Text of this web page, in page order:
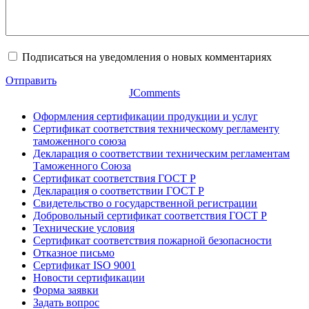
Подписаться на уведомления о новых комментариях
Отправить
JComments
Оформления сертификации продукции и услуг
Сертификат соответствия техническому регламенту
таможенного союза
Декларация о соответствии техническим регламентам
Таможенного Союза
Сертификат соответствия ГОСТ Р
Декларация о соответствии ГОСТ Р
Свидетельство о государственной регистрации
Добровольный сертификат соответствия ГОСТ Р
Технические условия
Сертификат соответствия пожарной безопасности
Отказное письмо
Сертификат ISO 9001
Новости сертификации
Форма заявки
Задать вопрос